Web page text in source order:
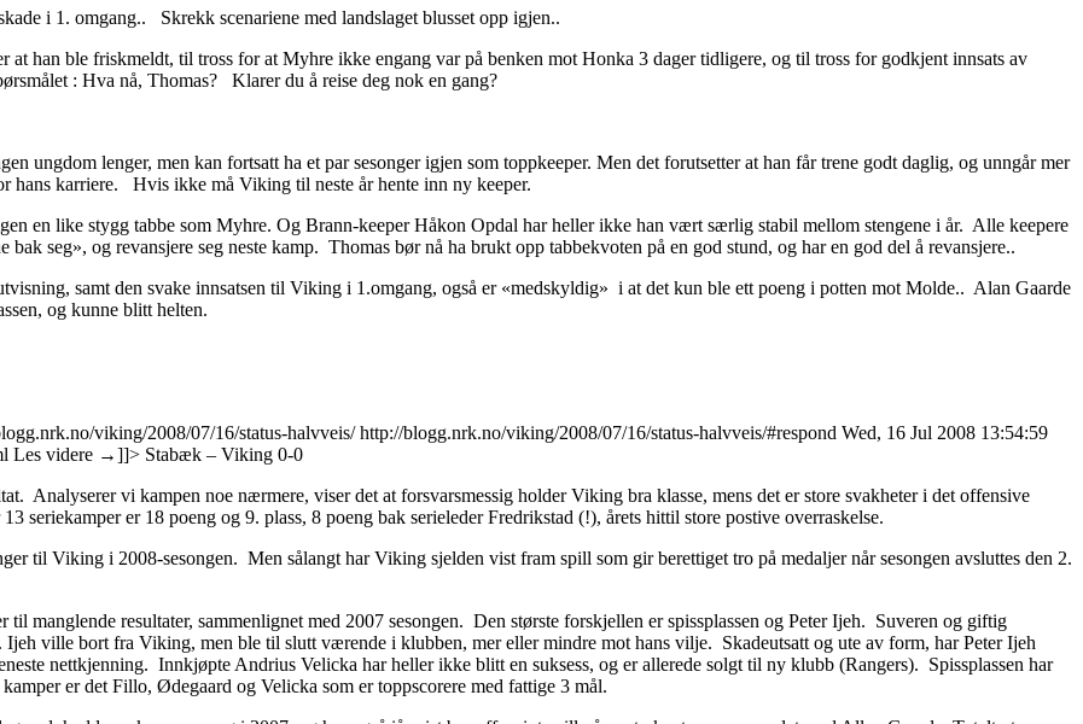
i 1. omgang.. Skrekk scenariene med landslaget blusset opp igjen..
han ble friskmeldt, til tross for at Myhre ikke engang var på benken mot Honka 3 dager tidligere, og til tross for godkjent innsats av
: Hva nå, Thomas? Klarer du å reise deg nok en gang?
ungdom lenger, men kan fortsatt ha et par sesonger igjen som toppkeeper. Men det forutsetter at han får trene godt daglig, og unngår mer
hans karriere. Hvis ikke må Viking til neste år hente inn ny keeper.
en like stygg tabbe som Myhre. Og Brann-keeper Håkon Opdal har heller ikke han vært særlig stabil mellom stengene i år. Alle keepere
seg», og revansjere seg neste kamp. Thomas bør nå ha brukt opp tabbekvoten på en god stund, og har en god del å revansjere..
samt den svake innsatsen til Viking i 1.omgang, også er «medskyldig» i at det kun ble ett poeng i potten mot Molde.. Alan Gaarde
og kunne blitt helten.
viking/2008/07/16/status-halvveis/http://blogg.nrk.no/viking/2008/07/16/status-halvveis/#respond Wed, 16 Jul 2008 13:54:59
Les videre →]]> Stabæk – Viking 0-0
Analyserer vi kampen noe nærmere, viser det at forsvarsmessig holder Viking bra klasse, mens det er store svakheter i det offensive
seriekamper er 18 poeng og 9. plass, 8 poeng bak serieleder Fredrikstad (!), årets hittil store postive overraskelse.
til Viking i 2008-sesongen. Men sålangt har Viking sjelden vist fram spill som gir berettiget tro på medaljer når sesongen avsluttes den 2.
manglende resultater, sammenlignet med 2007 sesongen. Den største forskjellen er spissplassen og Peter Ijeh. Suveren og giftig
ville bort fra Viking, men ble til slutt værende i klubben, mer eller mindre mot hans vilje. Skadeutsatt og ute av form, har Peter Ijeh
nettkjenning. Innkjøpte Andrius Velicka har heller ikke blitt en suksess, og er allerede solgt til ny klubb (Rangers). Spissplassen har
er det Fillo, Ødegaard og Velicka som er toppscorere med fattige 3 mål.